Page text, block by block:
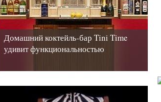
Домашний коктейль-бар Tini Time
удивит функциональностью